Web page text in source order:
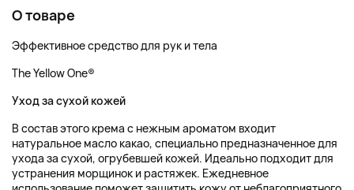
О товаре
Эффективное средство для рук и тела
The Yellow One®
Уход за сухой кожей
В состав этого крема с нежным ароматом входит
натуральное масло какао, специально предназначенное для
ухода за сухой, огрубевшей кожей. Идеально подходит для
устранения морщинок и растяжек. Ежедневное